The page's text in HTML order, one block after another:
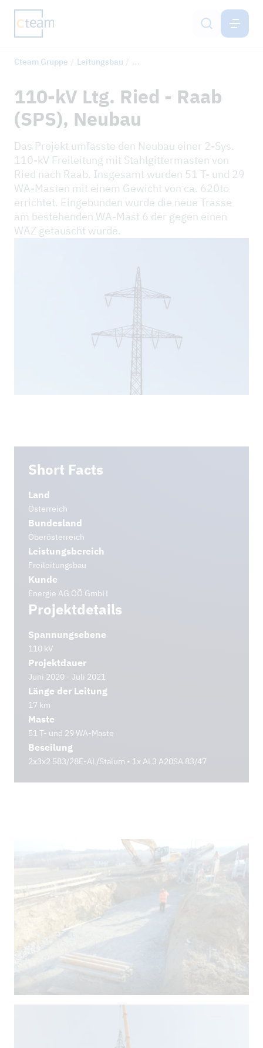
Cteam-Gruppe
Nachhaltigkeit & IMS
Karriere
Kontakt
CTEAM-GRUPPE
Cteam Gruppe Leitungsbau 110-kV Ltg. Ried - Raab (SPS),
110-kV Ltg. Ried - Raab
(SPS), Neubau
Das Projekt umfasste den Neubau einer 2-Sys.
110-kV Freileitung mit Stahlgittermasten von
Ried nach Raab. Insgesamt wurden 51 T- und 29
WA-Masten mit einem Gewicht von ca. 620to
errichtet. Eingebunden wurde die neue Trasse
am bestehenden WA-Mast 6 der gegen einen
WAZ getauscht wurde.
Short Facts
Land
Österreich
Bundesland
Oberösterreich
Leistungsbereich
Freileitungsbau
Kunde
Energie AG OÖ GmbH
Projektdetails
Spannungsebene
110 kV
Projektdauer
Juni 2020 - Juli 2021
Länge der Leitung
17 km
Maste
51 T- und 29 WA-Maste
Beseilung
2x3x2 583/28E-AL/Stalum • 1x AL3 A20SA 83/47